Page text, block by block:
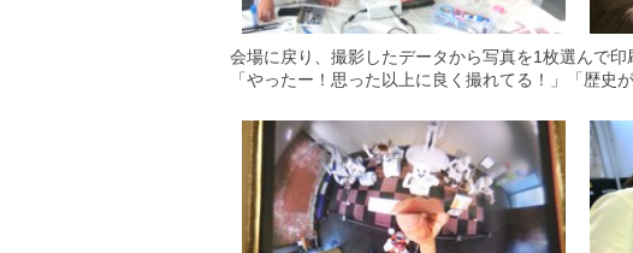
会場に戻り、撮影したデータから写真を1枚選んで印
「やったー！思った以上に良く撮れてる！」「歴史